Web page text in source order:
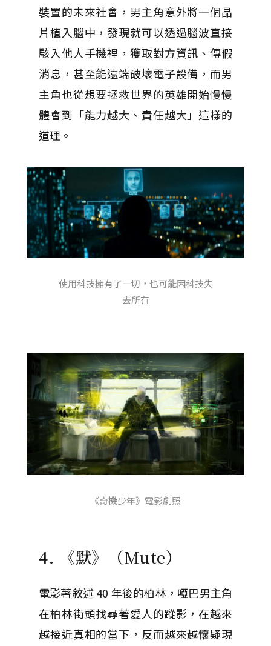
裝置的未來社會，男主角意外將一個晶
片植入腦中，發現就可以透過腦波直接
駭入他人手機裡，獲取對方資訊、傳假
消息，甚至能遠端破壞電子設備，而男
主角也從想要拯救世界的英雄開始慢慢
體會到「能力越大、責任越大」這樣的
道理。
使用科技擁有了一切，也可能因科技失
去所有
《奇機少年》電影劇照
4. 《默》（Mute）
電影著敘述 40 年後的柏林，啞巴男主角
在柏林街頭找尋著愛人的蹤影，在越來
越接近真相的當下，反而越來越懷疑現